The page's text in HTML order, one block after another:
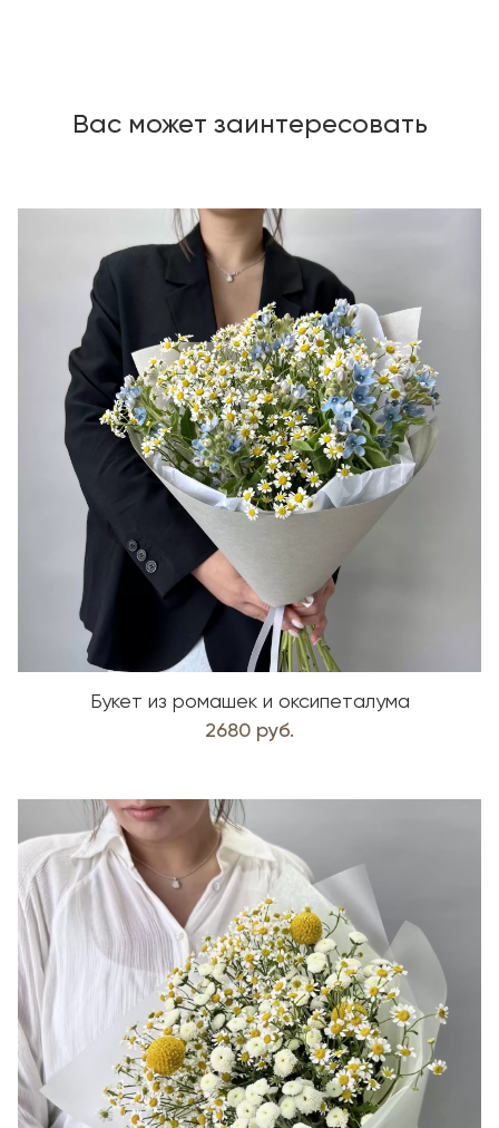
Вас может заинтересовать
Букет из ромашек и оксипеталума
2680 руб.